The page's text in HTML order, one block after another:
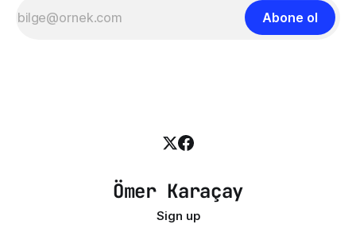
Abone ol
Ömer Karaçay
Sign up